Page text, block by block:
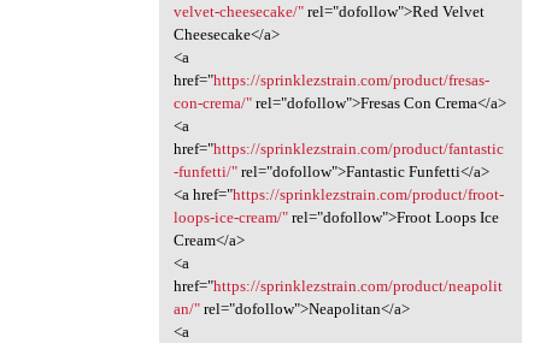
velvet-cheesecake/"rel="dofollow">Red Velvet
Cheesecake</a>
<a
href="https://sprinklezstrain.com/product/fresas-
con-crema/"rel="dofollow">Fresas Con Crema</a>
<a
href="https://sprinklezstrain.com/product/fantastic
-funfetti/"rel="dofollow">Fantastic Funfetti</a>
<a href="https://sprinklezstrain.com/product/froot-
loops-ice-cream/"rel="dofollow">Froot Loops Ice
Cream</a>
<a
href="https://sprinklezstrain.com/product/neapolit
an/"rel="dofollow">Neapolitan</a>
<a